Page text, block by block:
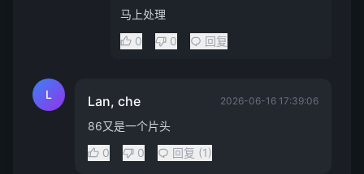
马上处理
0
0 回复
L Lan, che 2026-06-16 17:39:06
86又是一个片头
0
0 回复 (1)